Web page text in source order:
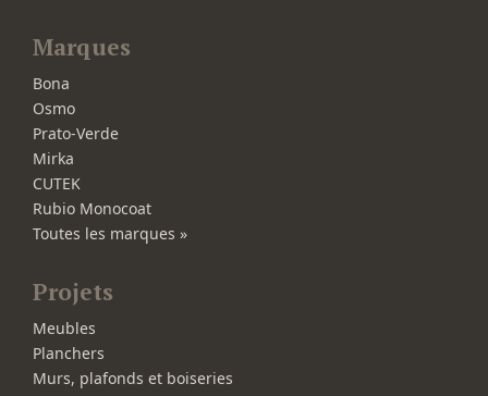
Marques
Bona
Osmo
Prato-Verde
Mirka
CUTEK
Rubio Monocoat
Toutes les marques »
Projets
Meubles
Planchers
Murs, plafonds et boiseries